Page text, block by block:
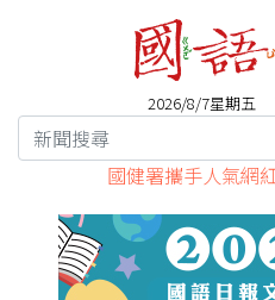
2026/8/7星期五
國健署攜手人氣網